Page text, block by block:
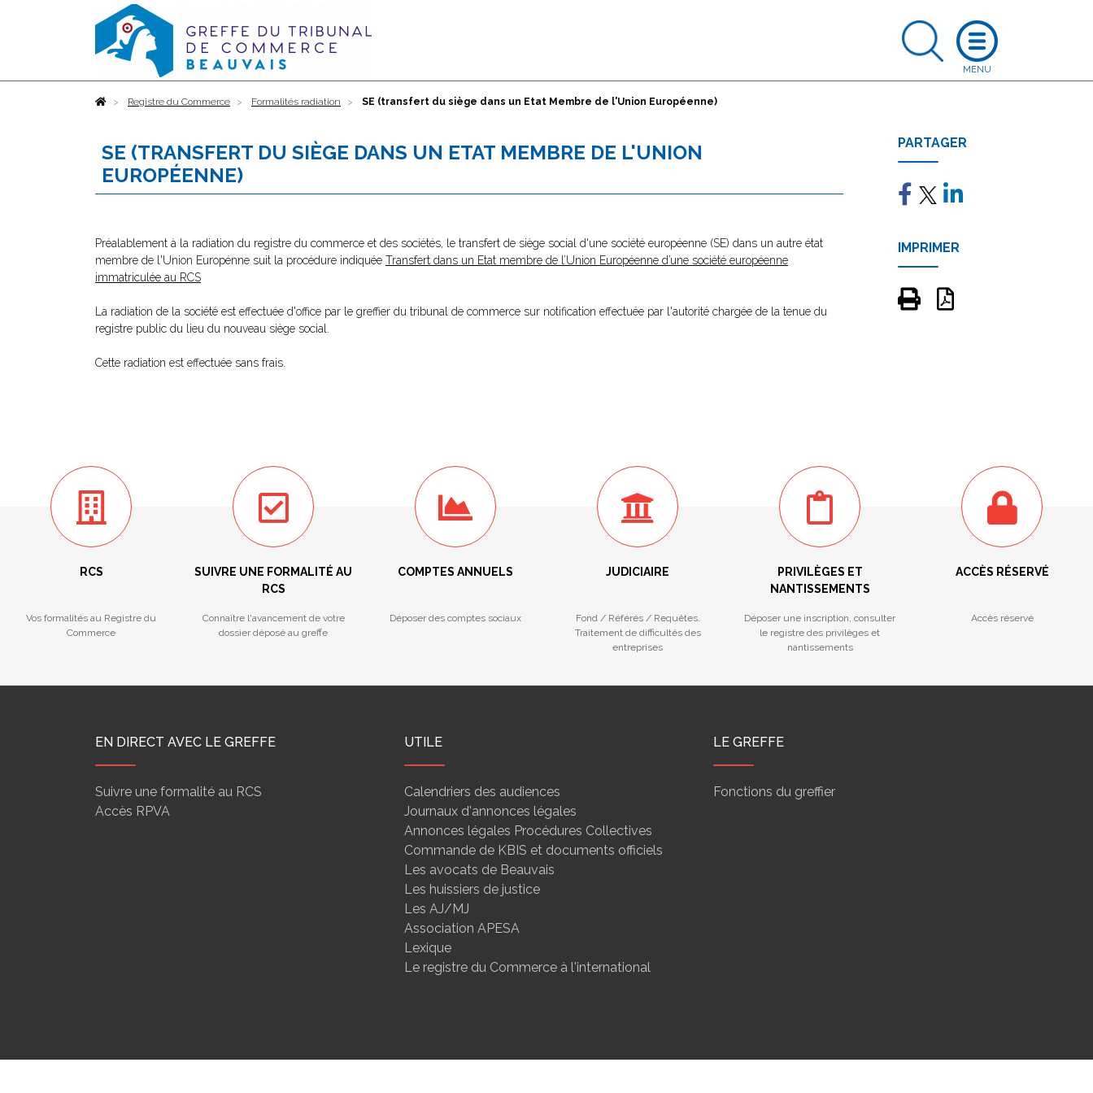
AccueilRegistre du Commerce Formalités radiation SE (transfert du siège dans un Etat Membre de l'Union Européenne)
SE (TRANSFERT DU SIÈGE DANS UN ETAT MEMBRE DE L'UNION
EUROPÉENNE)
Préalablement à la radiation du registre du commerce et des sociétés, le transfert de siège social d'une société européenne (SE) dans un autre état
membre de l'Union Europénne suit la procédure indiquée Transfert dans un Etat membre de l’Union Européenne d’une société européenne
immatriculée au RCS
La radiation de la société est effectuée d'office par le greffier du tribunal de commerce sur notification effectuée par l'autorité chargée de la tenue du
registre public du lieu du nouveau siège social.
Cette radiation est effectuée sans frais.
PARTAGER
IMPRIMER
RCS
Vos formalités au Registre du
Commerce
SUIVRE UNE FORMALITÉ AU
RCS
Connaître l'avancement de votre
dossier déposé au greffe
COMPTES ANNUELS
Déposer des comptes sociaux
JUDICIAIRE
Fond / Référés / Requêtes.
Traitement de difficultés des
entreprises
PRIVILÈGES ET
NANTISSEMENTS
Déposer une inscription, consulter
le registre des privilèges et
nantissements
ACCÈS RÉSERVÉ
Accès réservé
EN DIRECT AVEC LE GREFFE
Suivre une formalité au RCS
Accès RPVA
UTILE
Calendriers des audiences
Journaux d'annonces légales
Annonces légales Procédures Collectives
Commande de KBIS et documents officiels
Les avocats de Beauvais
Les huissiers de justice
Les AJ/MJ
Association APESA
Lexique
Le registre du Commerce à l'international
LE GREFFE
Fonctions du greffier